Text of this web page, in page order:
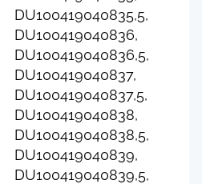
DU100419040835,5,
DU100419040836,
DU100419040836,5,
DU100419040837,
DU100419040837,5,
DU100419040838,
DU100419040838,5,
DU100419040839,
DU100419040839,5,